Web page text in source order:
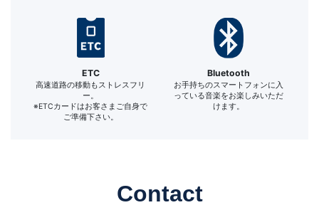
ETC
高速道路の移動もストレスフリ
ー。
※ETCカードはお客さまご自身で
ご準備下さい。
Bluetooth
お手持ちのスマートフォンに入
っている音楽をお楽しみいただ
けます。
Contact